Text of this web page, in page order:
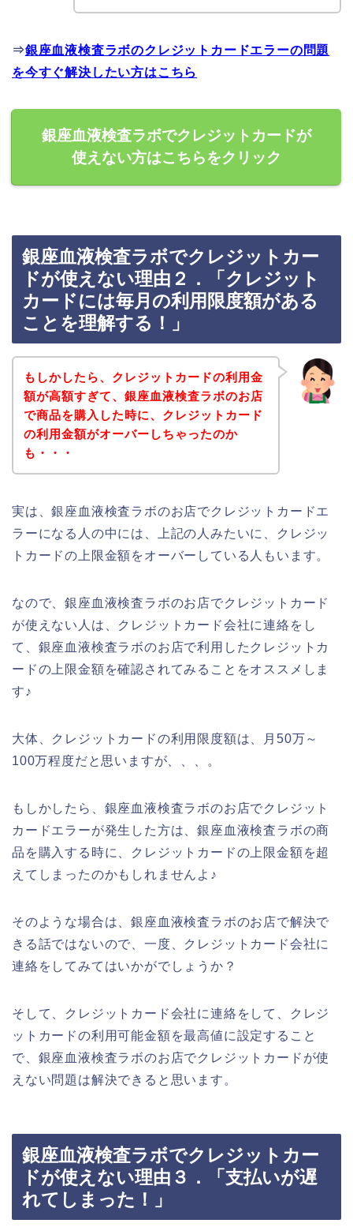
⇒銀座血液検査ラボのクレジットカードエラーの問題
を今すぐ解決したい方はこちら
銀座血液検査ラボでクレジットカードが
使えない方はこちらをクリック
銀座血液検査ラボでクレジットカー
ドが使えない理由２．「クレジット
カードには毎月の利用限度額がある
ことを理解する！」
もしかしたら、クレジットカードの利用金
額が高額すぎて、銀座血液検査ラボのお店
で商品を購入した時に、クレジットカード
の利用金額がオーバーしちゃったのか
も・・・
実は、銀座血液検査ラボのお店でクレジットカードエ
ラーになる人の中には、上記の人みたいに、クレジッ
トカードの上限金額をオーバーしている人もいます。
なので、銀座血液検査ラボのお店でクレジットカード
が使えない人は、クレジットカード会社に連絡をし
て、銀座血液検査ラボのお店で利用したクレジットカ
ードの上限金額を確認されてみることをオススメしま
す♪
大体、クレジットカードの利用限度額は、月50万～
100万程度だと思いますが、、、。
もしかしたら、銀座血液検査ラボのお店でクレジット
カードエラーが発生した方は、銀座血液検査ラボの商
品を購入する時に、クレジットカードの上限金額を超
えてしまったのかもしれませんよ♪
そのような場合は、銀座血液検査ラボのお店で解決で
きる話ではないので、一度、クレジットカード会社に
連絡をしてみてはいかがでしょうか？
そして、クレジットカード会社に連絡をして、クレジ
ットカードの利用可能金額を最高値に設定すること
で、銀座血液検査ラボのお店でクレジットカードが使
えない問題は解決できると思います。
銀座血液検査ラボでクレジットカー
ドが使えない理由３．「支払いが遅
れてしまった！」